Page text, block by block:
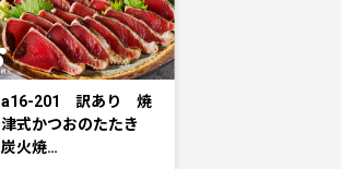
a16-201 訳あり 焼
津式かつおのたたき
炭火焼…